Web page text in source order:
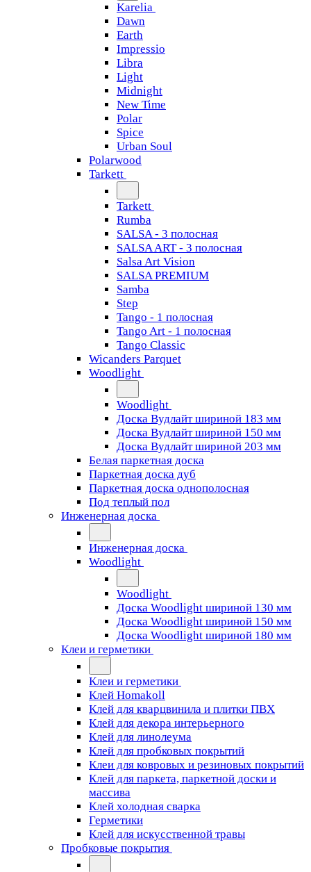
Karelia
Dawn
Earth
Impressio
Libra
Light
Midnight
New Time
Polar
Spice
Urban Soul
Polarwood
Tarkett
Tarkett
Rumba
SALSA - 3 полосная
SALSA ART - 3 полосная
Salsa Art Vision
SALSA PREMIUM
Samba
Step
Tango - 1 полосная
Tango Art - 1 полосная
Tango Classiс
Wicanders Parquet
Woodlight
Woodlight
Доска Вудлайт шириной 183 мм
Доска Вудлайт шириной 150 мм
Доска Вудлайт шириной 203 мм
Белая паркетная доска
Паркетная доска дуб
Паркетная доска однополосная
Под теплый пол
Инженерная доска
Инженерная доска
Woodlight
Woodlight
Доска Woodlight шириной 130 мм
Доска Woodlight шириной 150 мм
Доска Woodlight шириной 180 мм
Клеи и герметики
Клеи и герметики
Клей Homakoll
Клей для кварцвинила и плитки ПВХ
Клей для декора интерьерного
Клей для линолеума
Клей для пробковых покрытий
Клеи для ковровых и резиновых покрытий
Клей для паркета, паркетной доски и
массива
Клей холодная сварка
Герметики
Клей для искусственной травы
Пробковые покрытия